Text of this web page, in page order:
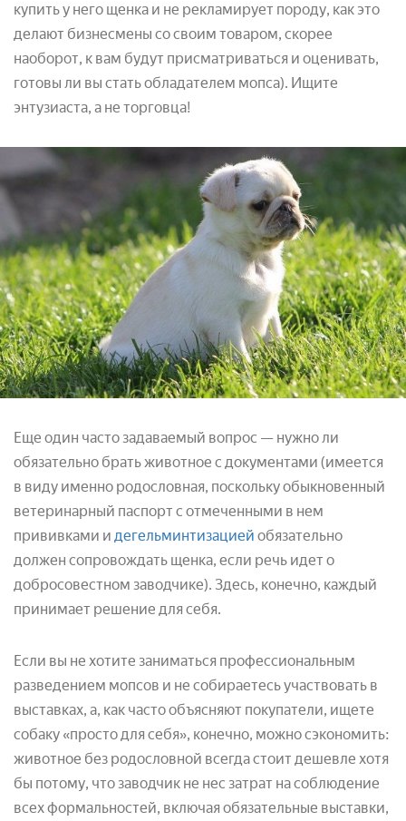
купить у него щенка и не рекламирует породу, как это
делают бизнесмены со своим товаром, скорее
наоборот, к вам будут присматриваться и оценивать,
готовы ли вы стать обладателем мопса). Ищите
энтузиаста, а не торговца!
Еще один часто задаваемый вопрос — нужно ли
обязательно брать животное с документами (имеется
в виду именно родословная, поскольку обыкновенный
ветеринарный паспорт с отмеченными в нем
прививками и дегельминтизацией обязательно
должен сопровождать щенка, если речь идет о
добросовестном заводчике). Здесь, конечно, каждый
принимает решение для себя.
Если вы не хотите заниматься профессиональным
разведением мопсов и не собираетесь участвовать в
выставках, а, как часто объясняют покупатели, ищете
собаку «просто для себя», конечно, можно сэкономить:
животное без родословной всегда стоит дешевле хотя
бы потому, что заводчик не нес затрат на соблюдение
всех формальностей, включая обязательные выставки,